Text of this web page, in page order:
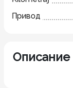
Привод
Описание